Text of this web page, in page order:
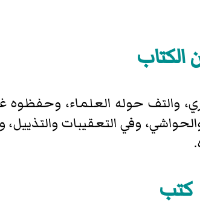
الكتاب
حوله العلماء، وحفظوه
وفي التعقيبات
كتب